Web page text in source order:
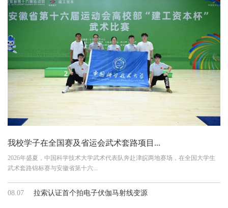
我校学子在全国赛及省运会武术套路项目...
2026年盛夏，中国科学技术大学武术代表队奔赴津皖两地赛场，在全国大学生
武术套路锦标赛与安徽省第十六...
08.07 拉索认证首个拍电子伏伽马射线变源